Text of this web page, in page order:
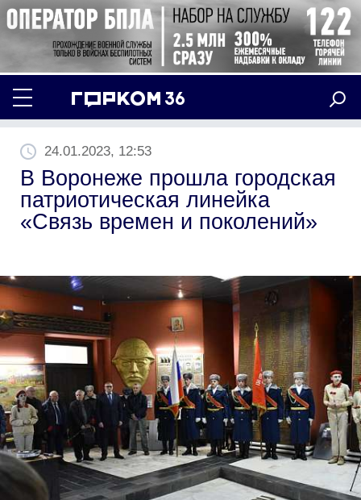
24.01.2023, 12:53
В Воронеже прошла городская
патриотическая линейка
«Связь времен и поколений»